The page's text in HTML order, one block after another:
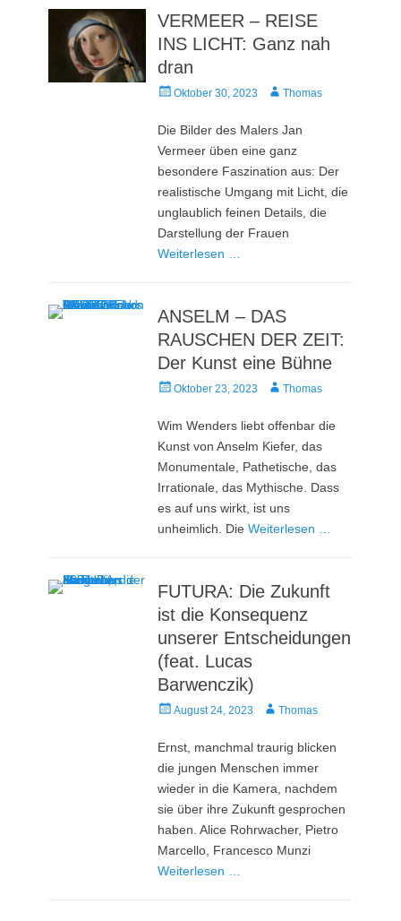
VERMEER – REISE
INS LICHT: Ganz nah
dran
Veröffentlicht
Oktober 30, 2023 AutorThomas
Die Bilder des Malers Jan
Vermeer üben eine ganz
besondere Faszination aus: Der
realistische Umgang mit Licht, die
unglaublich feinen Details, die
Darstellung der Frauen
Weiterlesen …
ANSELM – DAS
RAUSCHEN DER ZEIT:
Der Kunst eine Bühne
Veröffentlicht
Oktober 23, 2023 AutorThomas
Wim Wenders liebt offenbar die
Kunst von Anselm Kiefer, das
Monumentale, Pathetische, das
Irrationale, das Mythische. Dass
es auf uns wirkt, ist uns
unheimlich. DieWeiterlesen …
FUTURA: Die Zukunft
ist die Konsequenz
unserer Entscheidungen
(feat. Lucas
Barwenczik)
Veröffentlicht
August 24, 2023 AutorThomas
Ernst, manchmal traurig blicken
die jungen Menschen immer
wieder in die Kamera, nachdem
sie über ihre Zukunft gesprochen
haben. Alice Rohrwacher, Pietro
Marcello, Francesco Munzi
Weiterlesen …